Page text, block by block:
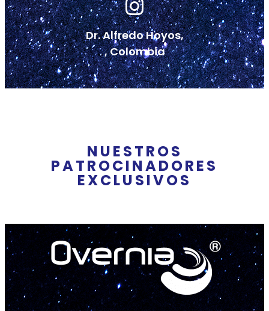
Dr. Alfredo Hoyos,
, Colombia
NUESTROS
PATROCINADORES
EXCLUSIVOS